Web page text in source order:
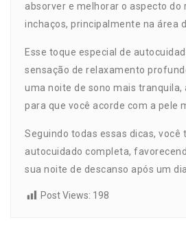
absorver e melhorar o aspecto do
inchaços, principalmente na área
Esse toque especial de
sensação de relaxamento
uma noite de sono mais
para que você acorde com a pele
Seguindo todas essas dicas, você
autocuidado completa,
sua noite de descanso após um
Post Views: 198